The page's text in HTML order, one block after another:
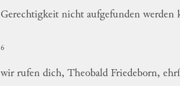
Gerechtigkeit nicht aufgefunden werden
6
wir rufen dich, Theobald Friedeborn,